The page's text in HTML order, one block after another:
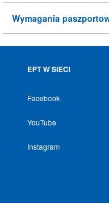
Wymagania
EPT W SIECI
Facebook
YouTube
Instagram